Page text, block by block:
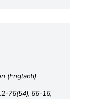
(Englanti)
76(54), 66-16,